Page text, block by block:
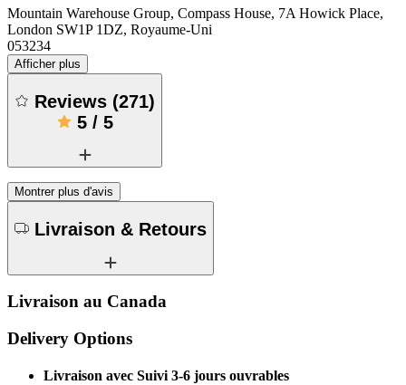
Mountain Warehouse Group, Compass House, 7A Howick Place,
London SW1P 1DZ, Royaume-Uni
053234
Afficher plus
Reviews (271)
5/ 5
Montrer plus d'avis
Livraison & Retours
Livraison au Canada
Delivery Options
Livraison avec Suivi 3-6 jours ouvrables